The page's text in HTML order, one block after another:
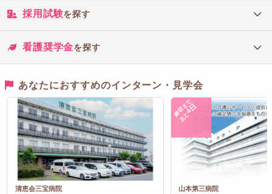
採用試験を探す
看護奨学金を探す
あなたにおすすめのインターン・見学会
清恵会三宝病院
締切まで
あと
4日
山本第三病院